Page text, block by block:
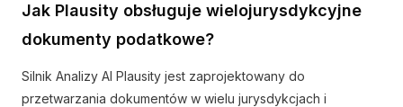
Jak Plausity obsługuje wielojurysdykcyjne
dokumenty podatkowe?
Silnik Analizy AI Plausity jest zaprojektowany do
przetwarzania dokumentów w wielu jurysdykcjach i